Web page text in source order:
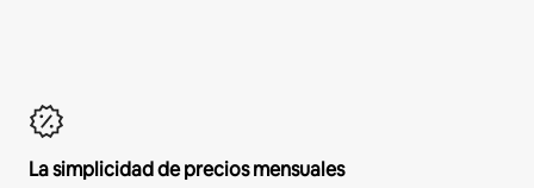
La simplicidad de precios mensuales